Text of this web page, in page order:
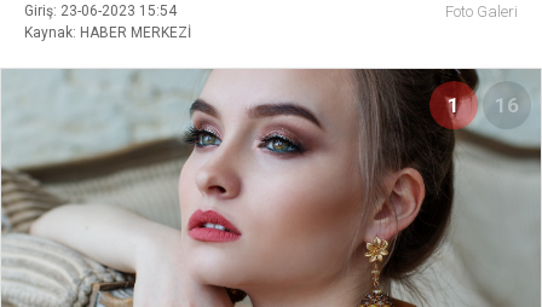
Giriş: 23-06-2023 15:54
Kaynak: HABER MERKEZİ
Foto Galeri
1 16